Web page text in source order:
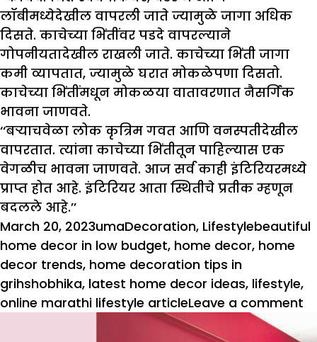
लॉबीमध्येदेखील वापरली जाते ज्यामुळे जागा अधिक
दिसते. काचेच्या भिंतींवर पडदे वापरल्याने
गोपनीयतादेखील राखली जाते. काचेच्या भिंती जागा
कमी व्यापतात, ज्यामुळे घरात मोकळेपणा दिसतो.
काचेच्या भिंतींमधून मोकळया वातावरणात नैसर्गिक
भावना जाणवते.
‘‘बऱ्याचवेळा लोक कृत्रिम गवत आणि वनस्पतीदेखील
वापरतात. त्यांना काचेच्या भिंतीतून पाहिल्यास एक
वेगळीच भावना जाणवते. आज सर्व काही इंटिरियरमध्ये
प्राप्त होत आहे. इंटिरियर आता स्थितीचे प्रतीक म्हणून
बदलले आहे.’’
Posted
on
March 20, 2023Author
umaCategories
Decoration, LifestyleTags
beautiful
home decor in low budget, home decor, home
decor trends, home decoration tips in
grihshobhika, latest home decor ideas, lifestyle,
online marathi lifestyle articleLeave a comment